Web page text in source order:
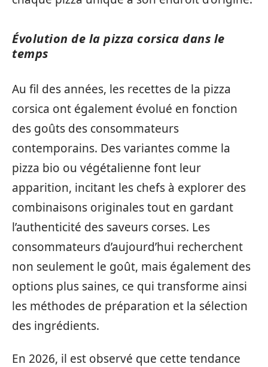
Évolution de la pizza corsica dans le
temps
Au fil des années, les recettes de la pizza
corsica ont également évolué en fonction
des goûts des consommateurs
contemporains. Des variantes comme la
pizza bio ou végétalienne font leur
apparition, incitant les chefs à explorer des
combinaisons originales tout en gardant
l’authenticité des saveurs corses. Les
consommateurs d’aujourd’hui recherchent
non seulement le goût, mais également des
options plus saines, ce qui transforme ainsi
les méthodes de préparation et la sélection
des ingrédients.
En 2026, il est observé que cette tendance